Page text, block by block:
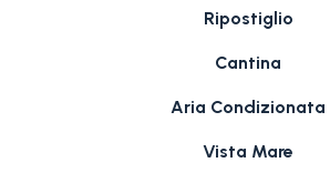
Ripostiglio
Cantina
Aria Condizionata
Vista Mare